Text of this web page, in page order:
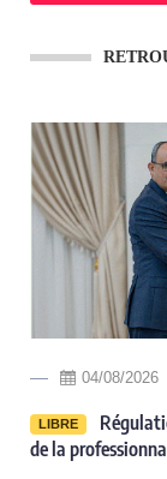
04/08/2026
LIBRE
de la